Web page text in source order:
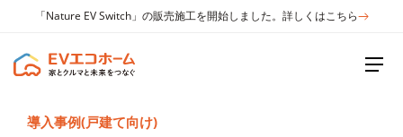
「Nature EV Switch」の販売施工を開始しました。詳しくはこちら
導入事例(戸建て向け)